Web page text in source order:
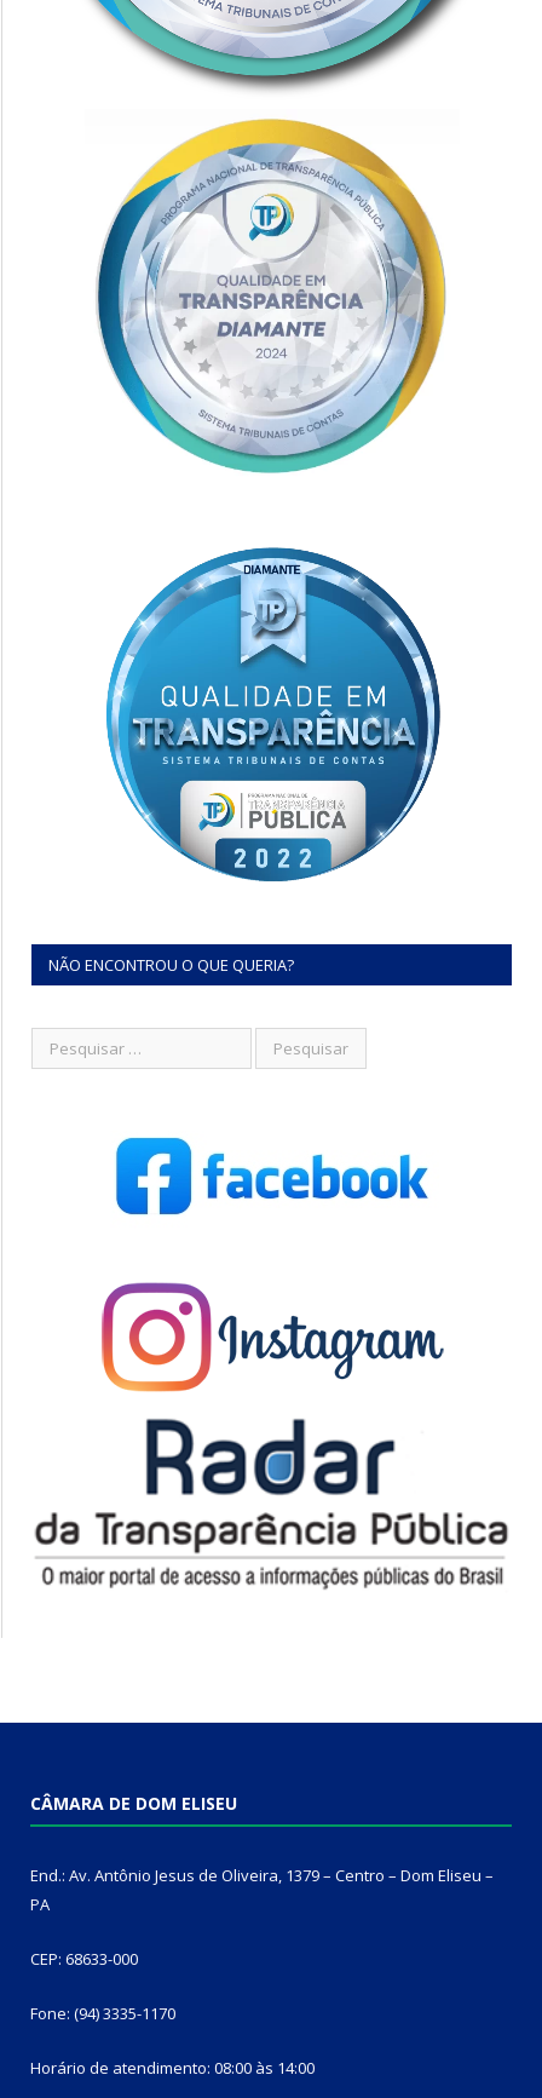
NÃO ENCONTROU O QUE QUERIA?
CÂMARA DE DOM ELISEU
End.: Av. Antônio Jesus de Oliveira, 1379 – Centro – Dom Eliseu –
PA
CEP: 68633-000
Fone: (94) 3335-1170
Horário de atendimento: 08:00 às 14:00